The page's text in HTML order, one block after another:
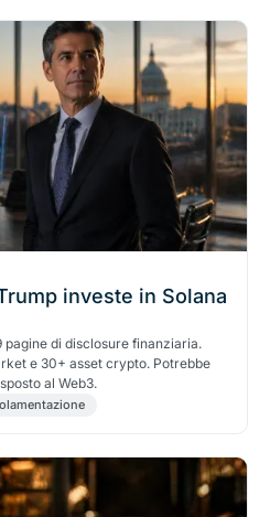
investe in Solana
pagine di disclosure finanziaria.
e 30+ asset crypto. Potrebbe
al Web3.